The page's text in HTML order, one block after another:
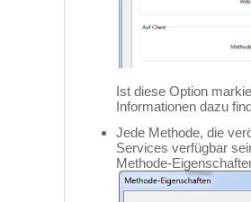
Ist diese Option
Informationen dazu
Jede Methode, die
Services verfügbar
Methode-